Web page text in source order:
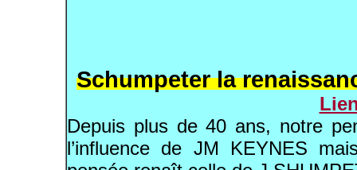
Schumpeter la
Depuis plus de 40 ans, notre
l’influence de JM KEYNES